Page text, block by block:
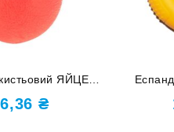
ЯЙЦЕ
8211-Orange
₴